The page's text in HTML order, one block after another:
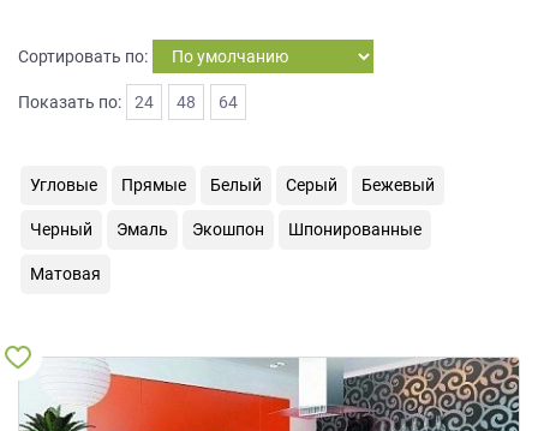
Сортировать по:
Показать по: 24 48 64
Угловые Прямые Белый Серый Бежевый
Черный Эмаль Экошпон Шпонированные
Матовая
персональных
данных
персональных
данных
в
порядке